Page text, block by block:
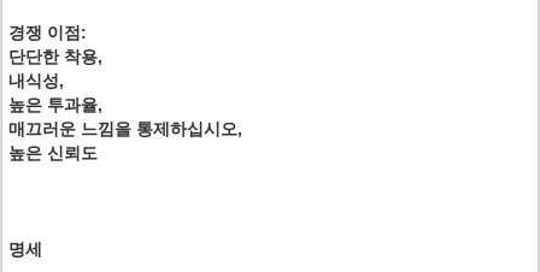
경쟁 이점:
단단한 착용,
내식성,
높은 투과율,
매끄러운 느낌을 통제하십시오,
높은 신뢰도
명세